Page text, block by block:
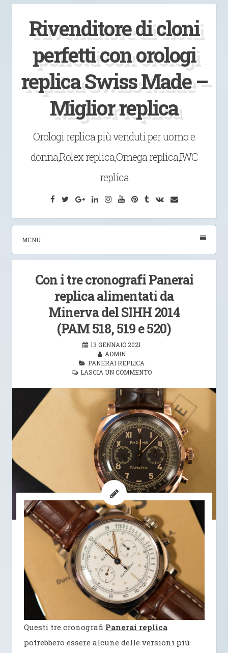
contenuto
Rivenditore di cloni
perfetti con orologi
replica Swiss Made –
Miglior replica
Orologi replica più venduti per uomo e
donna,Rolex replica,Omega replica,IWC
replica
Facebook
TwitterGoogleLinkedInInstagram
YouTubePinterest
Tumblr
VK Email
MENU
Con i tre cronografi Panerai
replica alimentati da
Minerva del SIHH 2014
(PAM 518, 519 e 520)
13 GENNAIO 2021
ADMIN
PANERAI REPLICA
LASCIA UN COMMENTO
Questi tre cronografi Panerai replica
potrebbero essere alcune delle versioni più